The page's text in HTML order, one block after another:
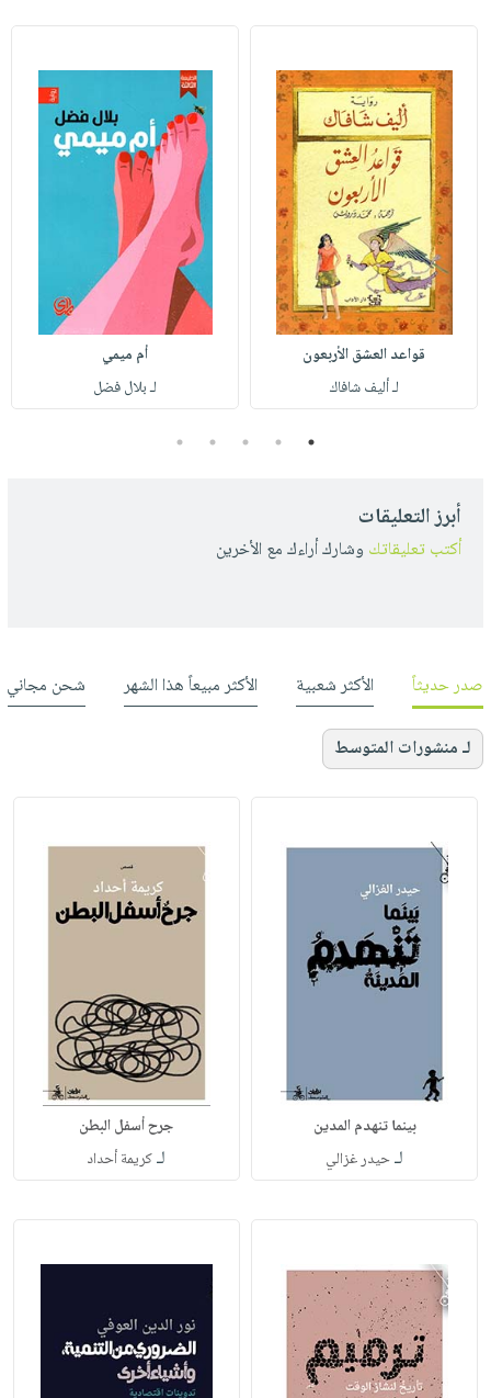
قواعد العشق الأربعون
لـ أليف شافاك
أم ميمي
لـ بلال فضل
1
2
3
4
5
أبرز التعليقات
أكتب تعليقاتك وشارك أراءك مع الأخرين
صدر حديثاً الأكثر شعبية الأكثر مبيعاً هذا الشهر شحن مجاني
لـ منشورات المتوسط
بينما تنهدم المدين
لـحيدر غزالي
جرح أسفل البطن
لـكريمة أحداد